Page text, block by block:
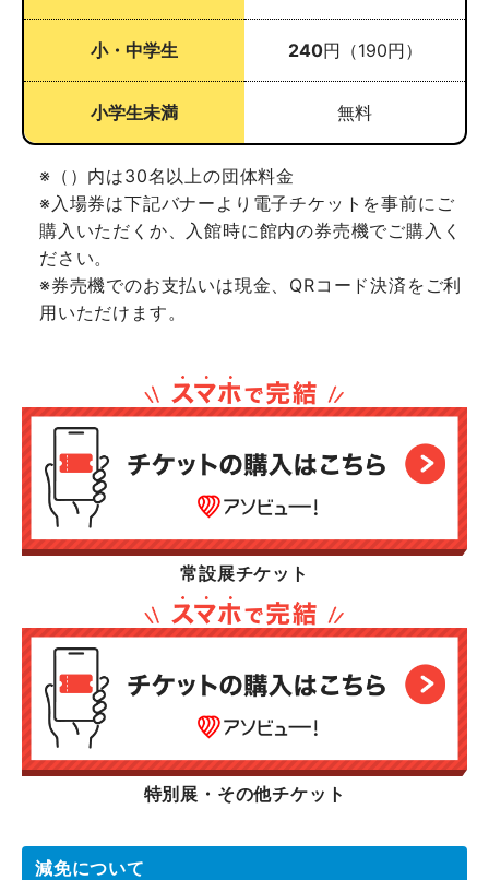
小・中学生 240円（190円）
小学生未満 無料
※（）内は30名以上の団体料金
※入場券は下記バナーより電子チケットを事前にご
購入いただくか、入館時に館内の券売機でご購入く
ださい。
※券売機でのお支払いは現金、QRコード決済をご利
用いただけます。
常設展チケット
特別展・その他チケット
減免について